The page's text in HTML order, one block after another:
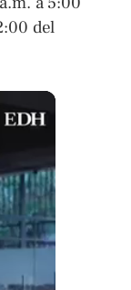
del